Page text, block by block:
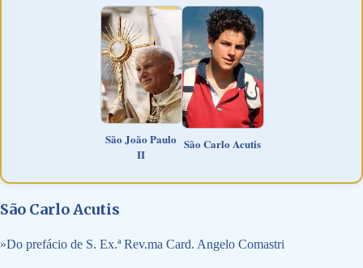
São João Paulo
II
São Carlo Acutis
São Carlo Acutis
»Do prefácio de S. Ex.ª Rev.ma Card. Angelo Comastri